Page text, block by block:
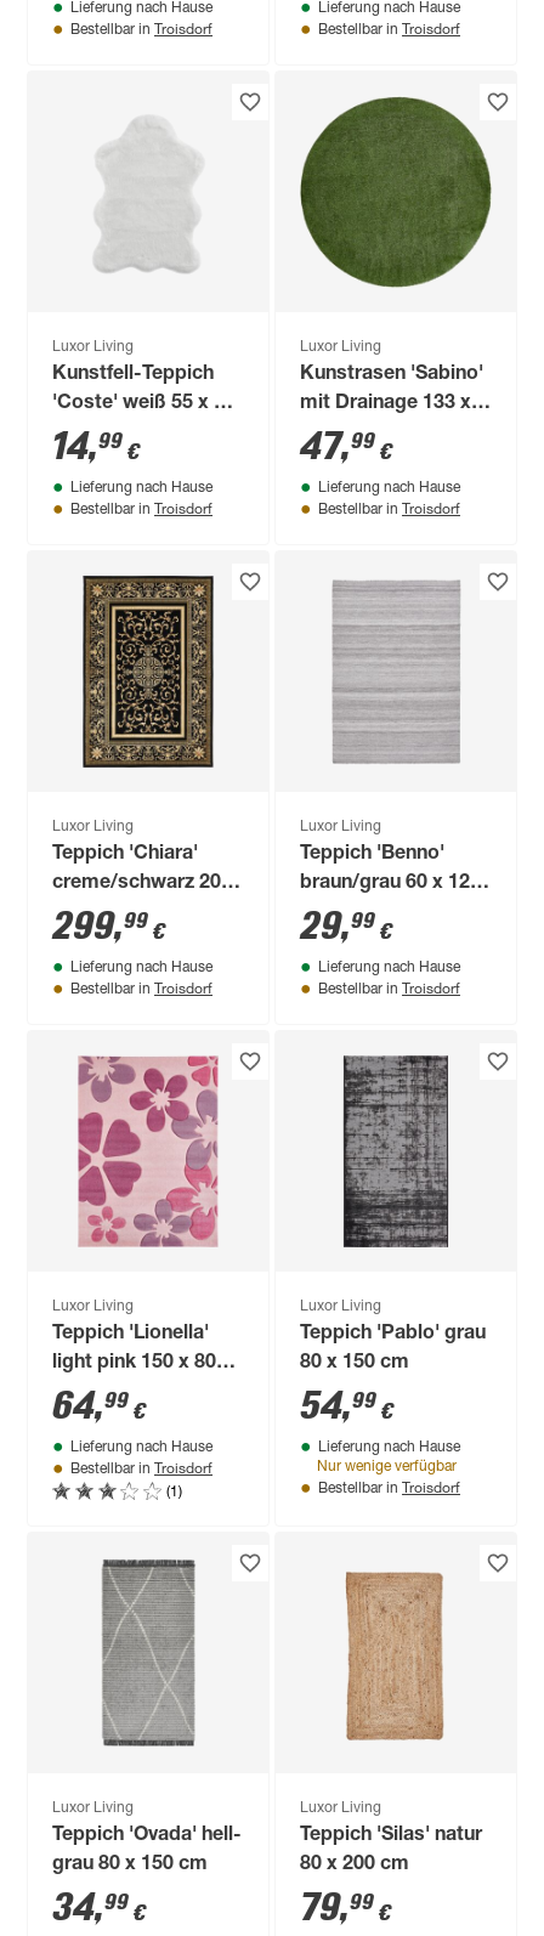
Lieferung nach Hause
Bestellbar in Troisdorf
Lieferung nach Hause
Bestellbar in Troisdorf
Luxor Living
Kunstfell-Teppich
'Coste' weiß 55 x 80
cm
14,99 €
Lieferung nach Hause
Bestellbar in Troisdorf
Luxor Living
Kunstrasen 'Sabino'
mit Drainage 133 x
133 cm x 28 mm
grün
47,99 €
Lieferung nach Hause
Bestellbar in Troisdorf
Luxor Living
Teppich 'Chiara'
creme/schwarz 200
x 285 cm
299,99 €
Lieferung nach Hause
Bestellbar in Troisdorf
Luxor Living
Teppich 'Benno'
braun/grau 60 x 120
cm
29,99 €
Lieferung nach Hause
Bestellbar in Troisdorf
Luxor Living
Teppich 'Lionella'
light pink 150 x 80
cm
64,99 €
Lieferung nach Hause
Bestellbar in Troisdorf
(1)
Luxor Living
Teppich 'Pablo' grau
80 x 150 cm
54,99 €
Lieferung nach Hause
Nur wenige verfügbar
Bestellbar in Troisdorf
Luxor Living
Teppich 'Ovada' hell-
grau 80 x 150 cm
34,99 €
Luxor Living
Teppich 'Silas' natur
80 x 200 cm
79,99 €